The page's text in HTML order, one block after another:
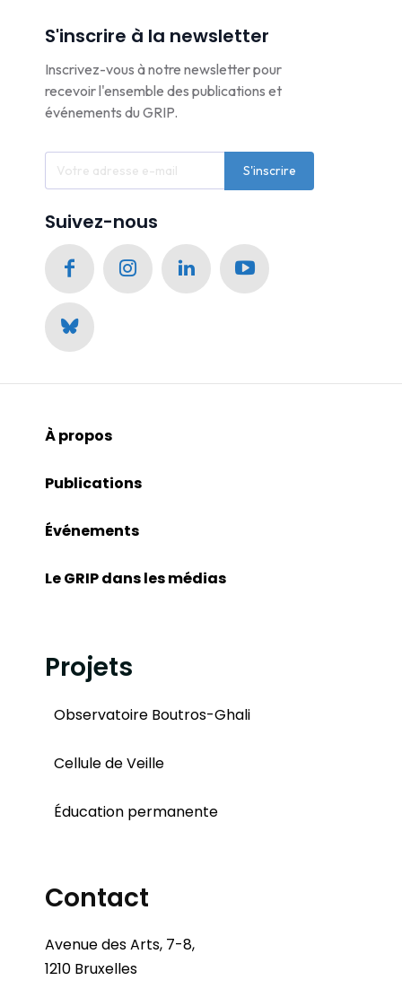
S'inscrire à la newsletter
Inscrivez-vous à notre newsletter pour
recevoir l'ensemble des publications et
événements du GRIP.
S'inscrire
Suivez-nous
À propos
Publications
Événements
Le GRIP dans les médias
Projets
Observatoire Boutros-Ghali
Cellule de Veille
Éducation permanente
Contact
Avenue des Arts, 7-8,
1210 Bruxelles